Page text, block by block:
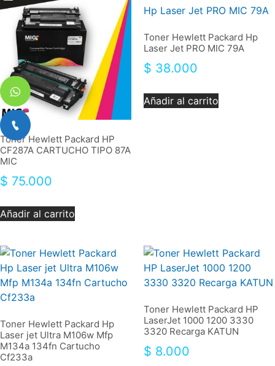
Toner Hewlett Packard HP
CF287A CARTUCHO TIPO 87A
MIC
$ 75.000
Añadir al carrito
Toner Hewlett Packard Hp
Laser Jet PRO MIC 79A
$ 38.000
Añadir al carrito
Toner Hewlett Packard Hp
Laser jet Ultra M106w Mfp
M134a 134fn Cartucho
Cf233a
Toner Hewlett Packard HP
LaserJet 1000 1200 3330
3320 Recarga KATUN
$ 8.000